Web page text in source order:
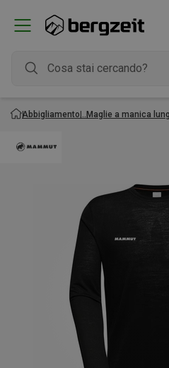
Abbigliamento Maglie a manica